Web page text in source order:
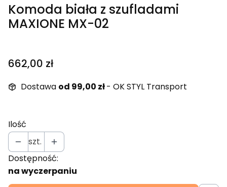
Komoda biała z szufladami
MAXIONE MX-02
Cena
662,00 zł
Dostawa od 99,00 zł- OK STYL Transport
Ilość
szt.
Dostępność:
na wyczerpaniu